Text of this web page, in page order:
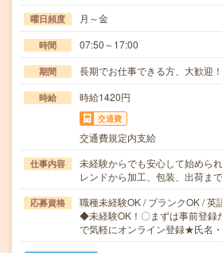
曜日頻度 月～金
時間 07:50～17:00
期間 長期でお仕事できる方、大歓迎！
時給 時給1420円
交通費
交通費規定内支給
仕事内容
未経験からでも安心して始めら
レンドから加工、包装、出荷ま
応募資格
職種未経験OK / ブランクOK / 英
◆未経験OK！〇まずは事前登録
で気軽にオンライン登録★氏名